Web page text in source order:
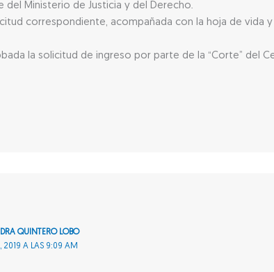
del Ministerio de Justicia y del Derecho.
correspondiente, acompañada con la hoja de
la solicitud de ingreso por parte de la “Corte” del
QUINTERO LOBO
2019 A LAS 9:09 AM